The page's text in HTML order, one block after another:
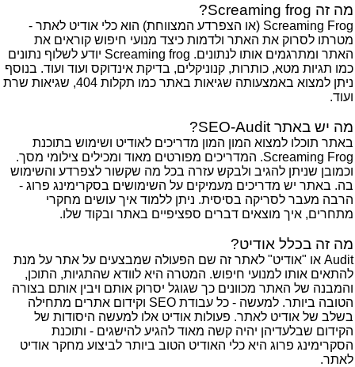
מה זה Screaming frog?
Screaming Frog (או הצפרדע המצווחת) הוא כלי אודיט לאתר -
מטרתו לסרוק את האתר ולדמות כיצד מנועי חיפוש קוראים את
האתר ומתרגמים אותו לנתונים. Screaming frog יודע לשלוף נתונים
כמו תגיות מטא, כותרות, קנוניקלים, בדיקת אינדוקס ועוד ועוד. בנוסף
ניתן למצוא באמצעותה שגיאות באתר כמו תקלות 404, שגיאות שרת
ועוד.
מה יש באתר SEO-Audit?
באתר תוכלו למצוא המון המון מדריכים לאודיט ושימוש בתוכנת
Screaming Frog. המדריכים מפורטים מאוד ומכילים צילומי מסך.
וכמובן שניתן להגיב ולבקש עזרה בכל מה שקשור לצפרדע והשימוש
בה. באתר יש מדריכים מעמיקים על השימושים בסקרימינג פרוג -
הרבה מעבר לסריקה בסיסית. ניתן ללמוד איך עושים מחקרי
מתחרים, איך מוצאים דברים ספציפיים באתר ובקוד שלו.
מה זה בכלל אודיט?
Audit או "אודיט" לאתר זה שם הפעולה שמבצעים על אתר על מנת
להתאים אותו למנועי חיפוש. המטרה היא לוודא שהתגיות, התוכן,
והמבנה של האתר מכוונים כך שגוגל יסרוק אותם ויבין אותם בצורה
הטובה ביותר. למעשה - כל עבודת SEO וקידום אתרים מתחילה
בשלב של אודיט לאתר. פעולות אודיט אלו למעשה היסודות של
הקידום שבלעדיהן יהיה קשה מאוד להגיע להישגים - ותוכנת
הסקרימינג פרוג היא כלי האודיט הטוב ביותר לביצוע מחקר אודיט
לאתר.